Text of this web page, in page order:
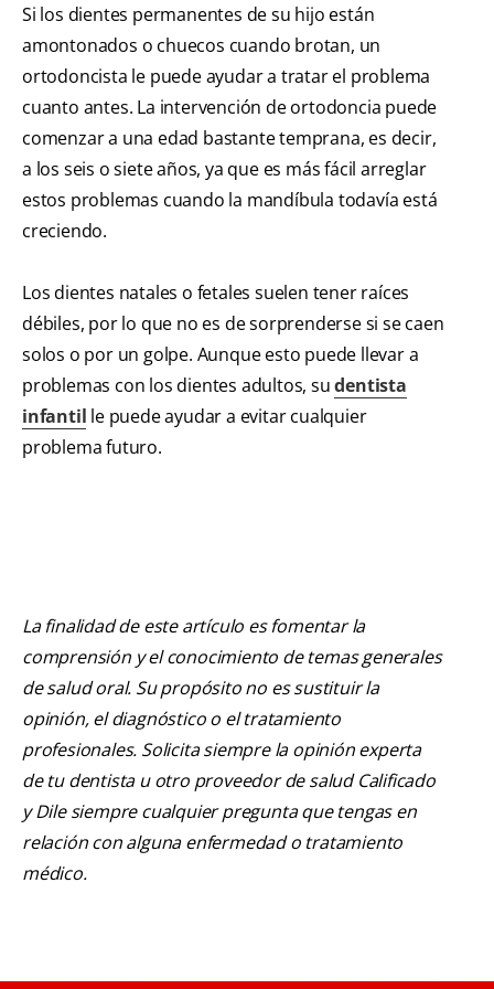
Si los dientes permanentes de su hijo están
amontonados o chuecos cuando brotan, un
ortodoncista le puede ayudar a tratar el problema
cuanto antes. La intervención de ortodoncia puede
comenzar a una edad bastante temprana, es decir,
a los seis o siete años, ya que es más fácil arreglar
estos problemas cuando la mandíbula todavía está
creciendo.
Los dientes natales o fetales suelen tener raíces
débiles, por lo que no es de sorprenderse si se caen
solos o por un golpe. Aunque esto puede llevar a
problemas con los dientes adultos, sudentista
infantil le puede ayudar a evitar cualquier
problema futuro.
La finalidad de este artículo es fomentar la
comprensión y el conocimiento de temas generales
de salud oral. Su propósito no es sustituir la
opinión, el diagnóstico o el tratamiento
profesionales. Solicita siempre la opinión experta
de tu dentista u otro proveedor de salud Calificado
y Dile siempre cualquier pregunta que tengas en
relación con alguna enfermedad o tratamiento
médico.